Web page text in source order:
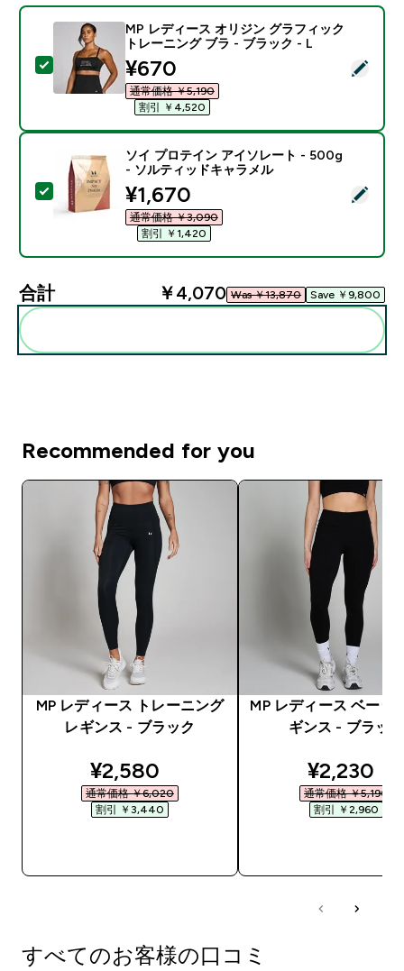
この商品を選択 - MP レディース オリジン グラフィ
MP レディース オリジン グラフィック
トレーニング ブラ - ブラック - L
discounted price
¥670‎
通常価格 ￥5,190‎
割引 ￥4,520‎
この商品を選択 - ソイ プロテイン アイソレート -
ソイ プロテイン アイソレート - 500g
- ソルティッドキャラメル
discounted price
¥1,670‎
通常価格 ￥3,090‎
割引 ￥1,420‎
合計 ￥4,070‎ Was ￥13,870‎ Save ￥9,800‎
Recommended for you
MP レディース トレーニング
レギンス - ブラック
discounted price
¥2,580‎
通常価格 ￥6,020‎
割引 ￥3,440‎
MP レディース ベーシ
ギンス - ブラック
¥2,230‎
通常価格 ￥5,190‎
割引 ￥2,960‎
すべてのお客様の口コミ